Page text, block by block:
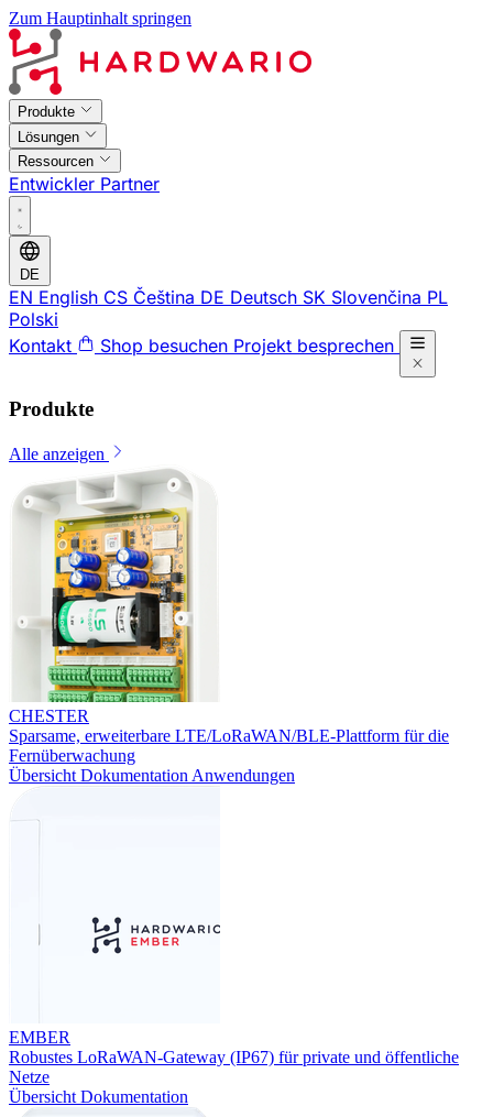
Zum Hauptinhalt springen
Produkte
Lösungen
Ressourcen
Entwickler Partner
DE
EN English CS Čeština DE Deutsch SK Slovenčina PL
Polski
Kontakt
Shop besuchen Projekt besprechen
Produkte
Alle anzeigen
CHESTER
Sparsame, erweiterbare LTE/LoRaWAN/BLE-Plattform für die
Fernüberwachung
Übersicht Dokumentation Anwendungen
EMBER
Robustes LoRaWAN-Gateway (IP67) für private und öffentliche
Netze
Übersicht Dokumentation